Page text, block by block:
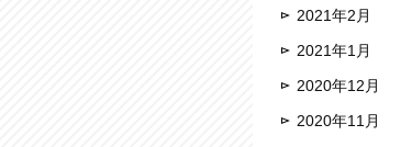
2021年2月
2021年1月
2020年12月
2020年11月